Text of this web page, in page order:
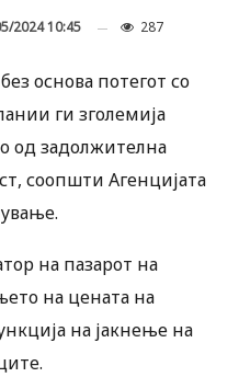
2024 10:45 287
основа потегот со
ги зголемија
од задолжителна
соопшти Агенцијата
на пазарот на
на цената на
на јакнење на